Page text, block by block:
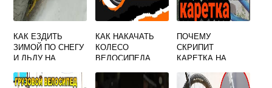
КАК ЕЗДИТЬ
ЗИМОЙ ПО СНЕГУ
И ЛЬДУ НА
КАК НАКАЧАТЬ
КОЛЕСО
ВЕЛОСИПЕДА
ПОЧЕМУ
СКРИПИТ
КАРЕТКА НА